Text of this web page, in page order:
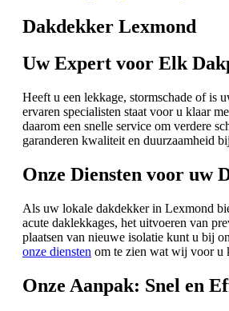
Dakdekker Lexmond
Uw Expert voor Elk
Heeft u een lekkage, stormschade of is
ervaren specialisten staat voor u klaar
daarom een snelle service om verdere
garanderen kwaliteit en duurzaamheid
Onze Diensten voor uw
Als uw lokale dakdekker in Lexmond
acute daklekkages, het uitvoeren van
plaatsen van nieuwe isolatie kunt u bij
onze diensten om te zien wat wij voor u
Onze Aanpak: Snel en